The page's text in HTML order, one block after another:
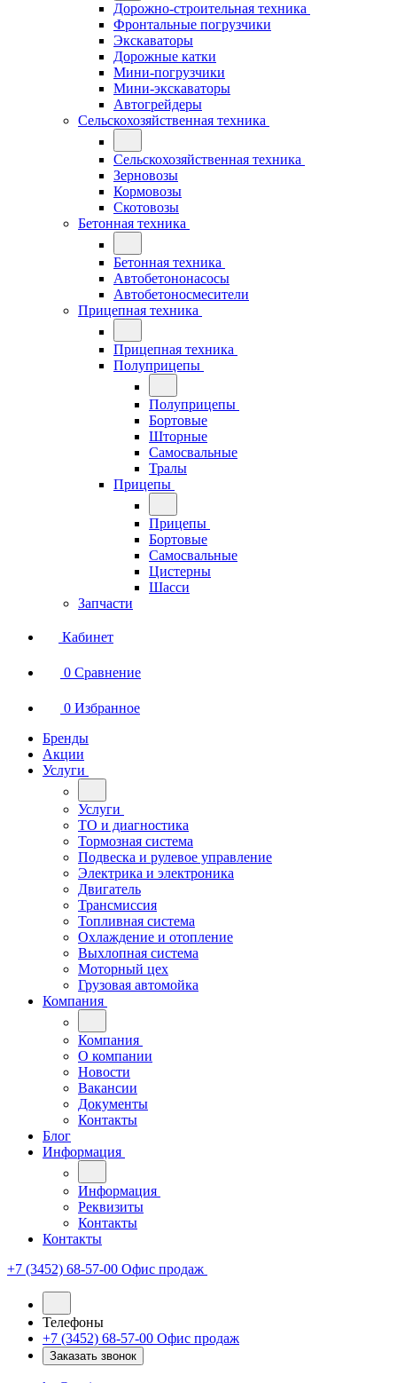
Дорожно-строительная техника
Фронтальные погрузчики
Экскаваторы
Дорожные катки
Мини-погрузчики
Мини-экскаваторы
Автогрейдеры
Сельскохозяйственная техника
Сельскохозяйственная техника
Зерновозы
Кормовозы
Скотовозы
Бетонная техника
Бетонная техника
Автобетононасосы
Автобетоносмесители
Прицепная техника
Прицепная техника
Полуприцепы
Полуприцепы
Бортовые
Шторные
Самосвальные
Тралы
Прицепы
Прицепы
Бортовые
Самосвальные
Цистерны
Шасси
Запчасти
Кабинет
0 Сравнение
0 Избранное
Бренды
Акции
Услуги
Услуги
ТО и диагностика
Тормозная система
Подвеска и рулевое управление
Электрика и электроника
Двигатель
Трансмиссия
Топливная система
Охлаждение и отопление
Выхлопная система
Моторный цех
Грузовая автомойка
Компания
Компания
О компании
Новости
Вакансии
Документы
Контакты
Блог
Информация
Информация
Реквизиты
Контакты
Контакты
+7 (3452) 68-57-00 Офис продаж
Телефоны
+7 (3452) 68-57-00 Офис продаж
Заказать звонок